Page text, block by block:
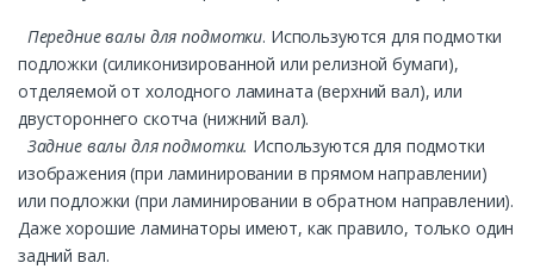
Передние валы для подмотки. Используются для подмотки
подложки (силиконизированной или релизной бумаги),
отделяемой от холодного ламината (верхний вал), или
двустороннего скотча (нижний вал).
Задние валы для подмотки. Используются для подмотки
изображения (при ламинировании в прямом направлении)
или подложки (при ламинировании в обратном направлении).
Даже хорошие ламинаторы имеют, как правило, только один
задний вал.